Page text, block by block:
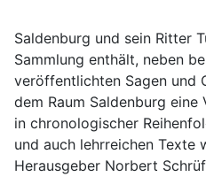
Saldenburg und sein Ritter
Sammlung enthält, neben
veröffentlichten Sagen und
dem Raum Saldenburg
in chronologischer
und auch lehrreichen Texte
Herausgeber Norbert